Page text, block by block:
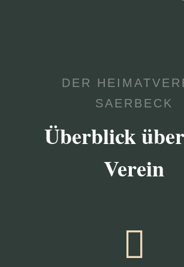
DER
SAERBECK
Überblick
Verein
